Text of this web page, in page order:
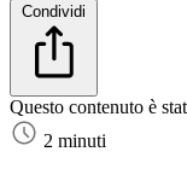
Condividi
Questo contenuto è
2 minuti